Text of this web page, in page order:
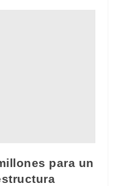
para un